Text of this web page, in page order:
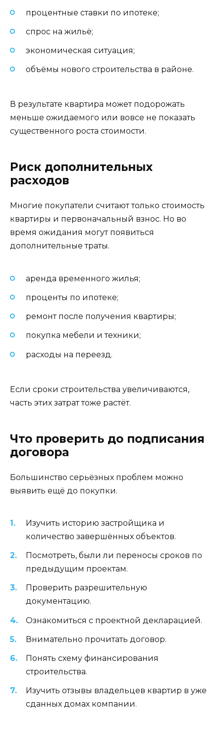
процентные ставки по ипотеке;
спрос на жильё;
экономическая ситуация;
объёмы нового строительства в районе.
В результате квартира может подорожать
меньше ожидаемого или вовсе не показать
существенного роста стоимости.
Риск дополнительных
расходов
Многие покупатели считают только стоимость
квартиры и первоначальный взнос. Но во
время ожидания могут появиться
дополнительные траты.
аренда временного жилья;
проценты по ипотеке;
ремонт после получения квартиры;
покупка мебели и техники;
расходы на переезд.
Если сроки строительства увеличиваются,
часть этих затрат тоже растёт.
Что проверить до подписания
договора
Большинство серьёзных проблем можно
выявить ещё до покупки.
Изучить историю застройщика и
количество завершённых объектов.
Посмотреть, были ли переносы сроков по
предыдущим проектам.
Проверить разрешительную
документацию.
Ознакомиться с проектной декларацией.
Внимательно прочитать договор.
Понять схему финансирования
строительства.
Изучить отзывы владельцев квартир в уже
сданных домах компании.